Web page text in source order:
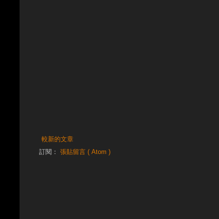
較新的文章
訂閱： 張貼留言 ( Atom )